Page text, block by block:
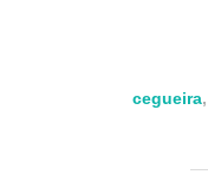
cegueira,